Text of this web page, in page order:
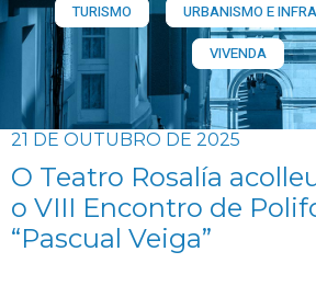
TURISMO
URBANISMO E
VIVENDA
21 DE OUTUBRO DE 2025
O Teatro Rosalía
o VIII Encontro de
“Pascual Veiga”